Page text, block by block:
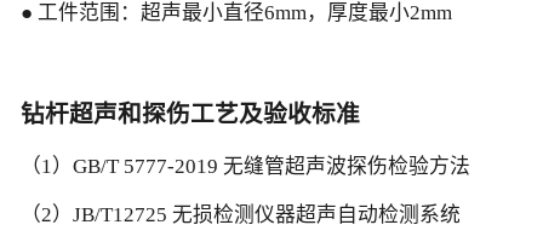
● 工件范围：超声最小直径6mm，厚度最小2mm
钻杆超声和探伤工艺及验收标准
（1）GB/T 5777-2019 无缝管超声波探伤检验方法
（2）JB/T12725 无损检测仪器超声自动检测系统